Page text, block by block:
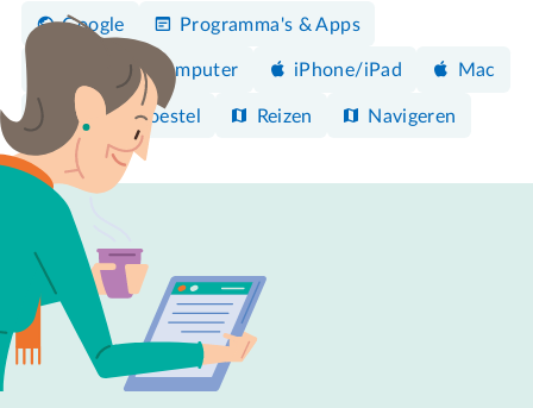
Google
Programma's & Apps
Windows-computer iPhone/iPad Mac
Android-toestel Reizen Navigeren